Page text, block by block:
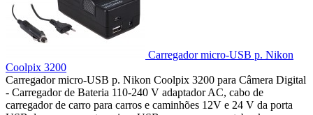
Carregador micro-USB p. Nikon
Coolpix 3200
Carregador micro-USB p. Nikon Coolpix 3200 para Câmera Digital
- Carregador de Bateria 110-240 V adaptador AC, cabo de
carregador de carro para carros e caminhões 12V e 24 V da porta